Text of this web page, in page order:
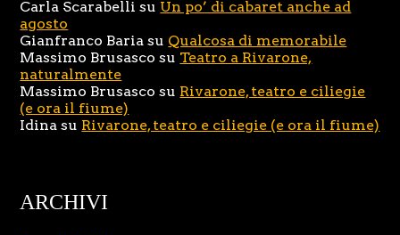
Carla Scarabelli su Un po’ di cabaret anche ad
agosto
Gianfranco Baria su Qualcosa di memorabile
Massimo Brusasco su Teatro a Rivarone,
naturalmente
Massimo Brusasco su Rivarone, teatro e ciliegie
(e ora il fiume)
Idina su Rivarone, teatro e ciliegie (e ora il fiume)
ARCHIVI